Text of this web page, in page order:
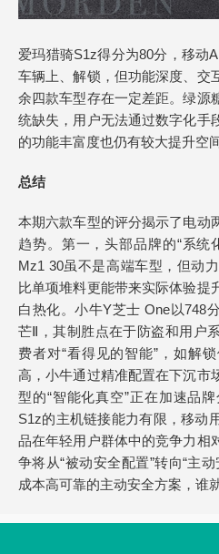
爱玛猎骑S1z得分为80分，移动
车辆上、解锁，但功能深度、交
余四款车型存在一定差距。绿源
统缺失，用户无法通过数字化手
的功能丰富度也仍有较大提升空间
总结
本期六款车型的评分揭示了电动
趋势。第一，头部品牌的“系统
Mz1 30虽不是高端车型，但动
比单项堆料更能带来实际体验提
白热化。小牛Y芝士 One以748
芒Ⅱ，其制胜点在于防盗和用户
费者对“看得见的智能”，如解
高，小牛通过精准配置在下沉市
型的“智能化真空”正在加速品
S1z的主机链接能力有限，移动
品在年轻用户群体中的竞争力相
争将从“被动安全配置”转向“主
成本高可靠的主动安全方案，谁